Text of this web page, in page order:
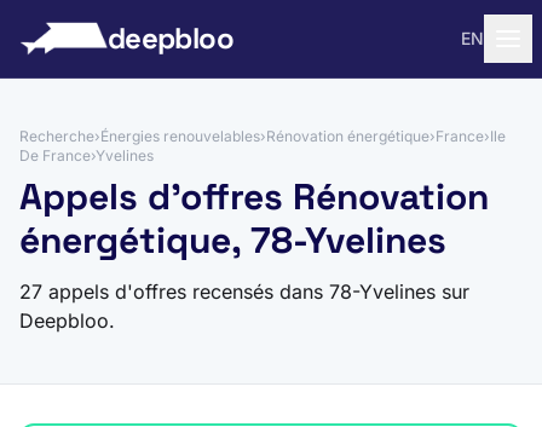
deepbloo EN
Recherche›Énergies renouvelables›Rénovation énergétique›France›Ile
De France›Yvelines
Appels d'offres Rénovation
énergétique, 78-Yvelines
27 appels d'offres recensés dans 78-Yvelines sur
Deepbloo.